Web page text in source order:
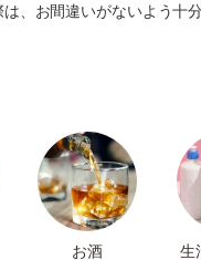
、お間違いがないよう十
お酒
生